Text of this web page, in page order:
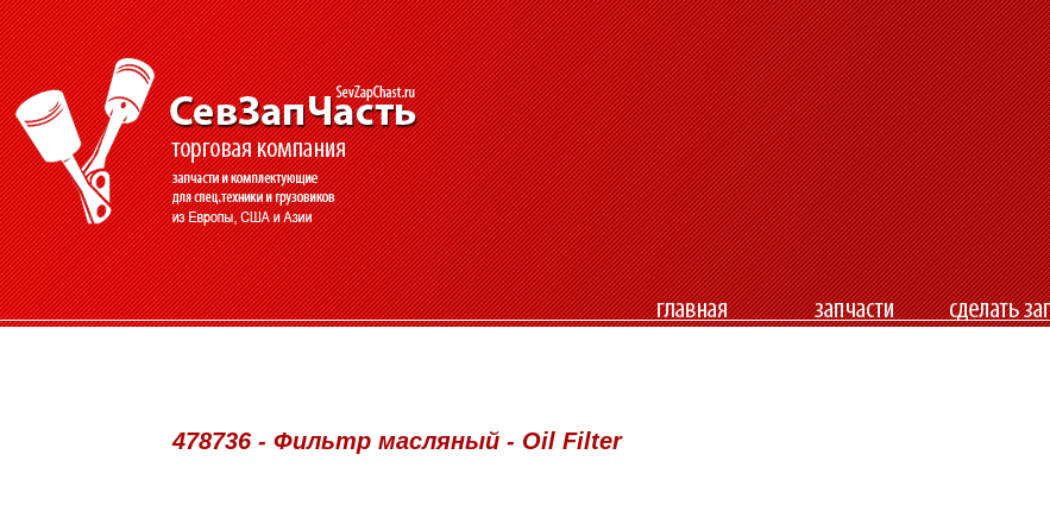
478736 - Фильтр масляный - Oil Filter